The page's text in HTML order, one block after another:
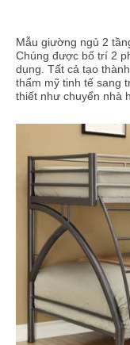
Mẫu giường ngủ 2
Chúng được bố trí 2
dụng. Tất cả tạo
thẩm mỹ tinh tế sang
thiết như chuyển nhà